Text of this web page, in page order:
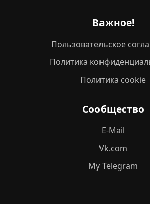
Важное!
Пользовательское
Политика
Политика cookie
Сообщество
E-Mail
Vk.com
My Telegram